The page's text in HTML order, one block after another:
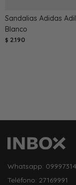
Sandalias Adidas
Blanco
$ 2.190
Whatsapp:
Teléfono: 27169991